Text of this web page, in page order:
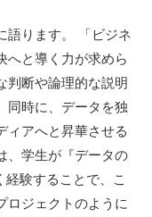
語ります。 「ビジネ
へと導く力が求めら
判断や論理的な説明
同時に、データを独
ィアへと昇華させる
、学生が『データの
験することで、こ
ロジェクトのように